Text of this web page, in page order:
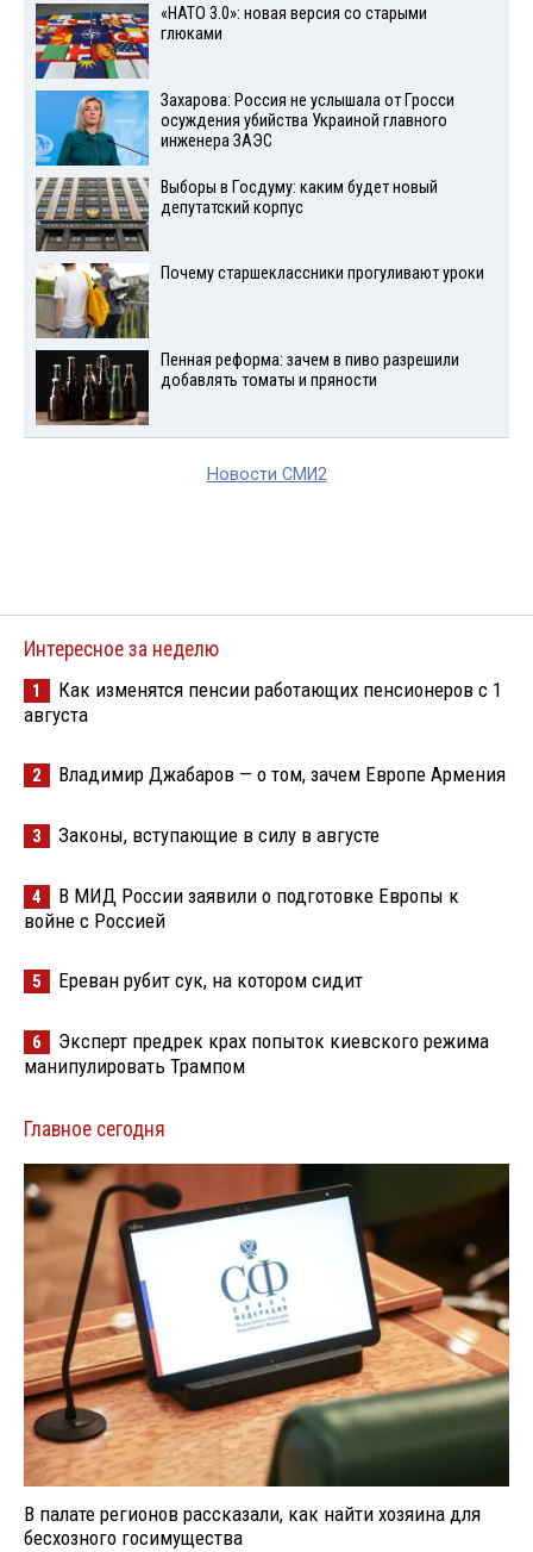
«НАТО 3.0»: новая версия со старыми
глюками
Захарова: Россия не услышала от Гросси
осуждения убийства Украиной главного
инженера ЗАЭС
Выборы в Госдуму: каким будет новый
депутатский корпус
Почему старшеклассники прогуливают уроки
Пенная реформа: зачем в пиво разрешили
добавлять томаты и пряности
Новости СМИ2
Интересное за неделю
1
Как изменятся пенсии работающих пенсионеров с 1
августа
2 Владимир Джабаров — о том, зачем Европе Армения
3 Законы, вступающие в силу в августе
4
В МИД России заявили о подготовке Европы к
войне с Россией
5 Ереван рубит сук, на котором сидит
6
Эксперт предрек крах попыток киевского режима
манипулировать Трампом
Главное сегодня
В палате регионов рассказали, как найти хозяина для
бесхозного госимущества